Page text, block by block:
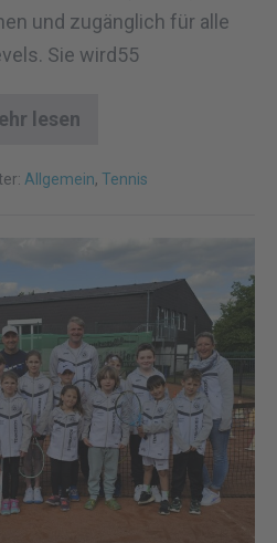
und zugänglich für alle
Sie wird55
lesen
Allgemein, Tennis